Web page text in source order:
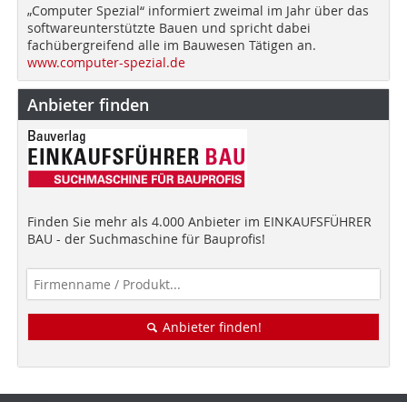
„Computer Spezial“ informiert zweimal im Jahr über das
softwareunterstützte Bauen und spricht dabei
fachübergreifend alle im Bauwesen Tätigen an.
www.computer-spezial.de
Anbieter finden
Finden Sie mehr als 4.000 Anbieter im EINKAUFSFÜHRER
BAU - der Suchmaschine für Bauprofis!
Anbieter finden!